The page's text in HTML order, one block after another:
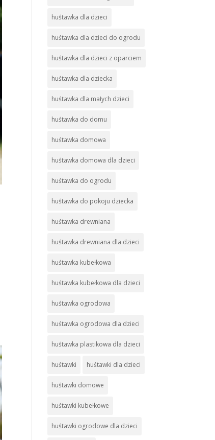
huśtawka dla dzieci
huśtawka dla dzieci do ogrodu
huśtawka dla dzieci z oparciem
huśtawka dla dziecka
huśtawka dla małych dzieci
huśtawka do domu
huśtawka domowa
huśtawka domowa dla dzieci
huśtawka do ogrodu
huśtawka do pokoju dziecka
huśtawka drewniana
huśtawka drewniana dla dzieci
huśtawka kubełkowa
huśtawka kubełkowa dla dzieci
huśtawka ogrodowa
huśtawka ogrodowa dla dzieci
huśtawka plastikowa dla dzieci
huśtawki huśtawki dla dzieci
huśtawki domowe
huśtawki kubełkowe
huśtawki ogrodowe dla dzieci